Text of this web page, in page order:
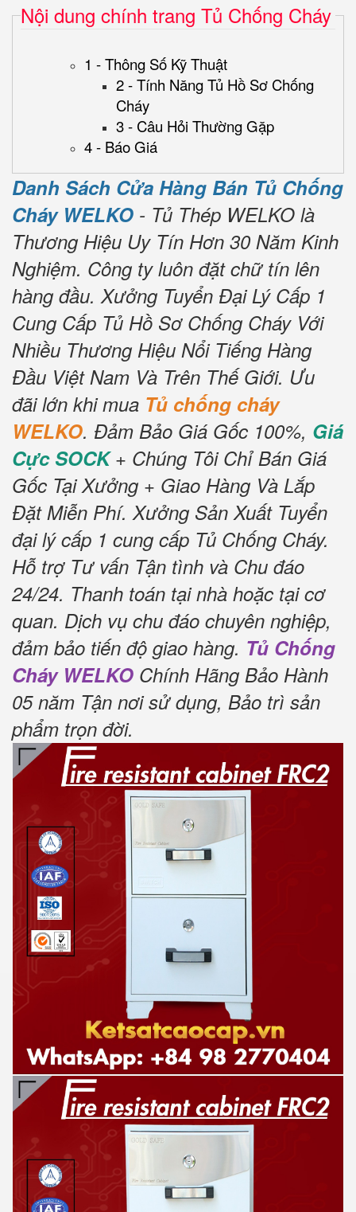
Nội dung chính trang Tủ Chống Cháy
1 - Thông Số Kỹ Thuật
2 - Tính Năng Tủ Hồ Sơ Chống
Cháy
3 - Câu Hỏi Thường Gặp
4 - Báo Giá
Danh Sách Cửa Hàng Bán Tủ Chống
Cháy WELKO - Tủ Thép WELKO là
Thương Hiệu Uy Tín Hơn 30 Năm Kinh
Nghiệm. Công ty luôn đặt chữ tín lên
hàng đầu. Xưởng Tuyển Đại Lý Cấp 1
Cung Cấp Tủ Hồ Sơ Chống Cháy Với
Nhiều Thương Hiệu Nổi Tiếng Hàng
Đầu Việt Nam Và Trên Thế Giới. Ưu
đãi lớn khi mua Tủ chống cháy
WELKO. Đảm Bảo Giá Gốc 100%, Giá
Cực SOCK+ Chúng Tôi Chỉ Bán Giá
Gốc Tại Xưởng + Giao Hàng Và Lắp
Đặt Miễn Phí. Xưởng Sản Xuất Tuyển
đại lý cấp 1 cung cấp Tủ Chống Cháy.
Hỗ trợ Tư vấn Tận tình và Chu đáo
24/24. Thanh toán tại nhà hoặc tại cơ
quan. Dịch vụ chu đáo chuyên nghiệp,
đảm bảo tiến độ giao hàng. Tủ Chống
Cháy WELKO Chính Hãng Bảo Hành
05 năm Tận nơi sử dụng, Bảo trì sản
phẩm trọn đời.